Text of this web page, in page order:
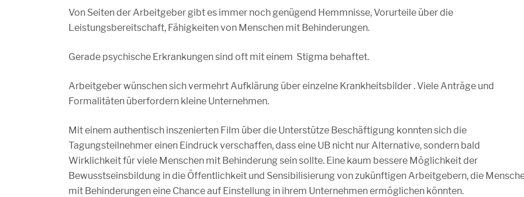
Von Seiten der Arbeitgeber gibt es immer noch genügend Hemmnisse, Vorurteile über die
Leistungsbereitschaft, Fähigkeiten von Menschen mit Behinderungen.
Gerade psychische Erkrankungen sind oft mit einem Stigma behaftet.
Arbeitgeber wünschen sich vermehrt Aufklärung über einzelne Krankheitsbilder . Viele Anträge und
Formalitäten überfordern kleine Unternehmen.
Mit einem authentisch inszenierten Film über die Unterstütze Beschäftigung konnten sich die
Tagungsteilnehmer einen Eindruck verschaffen, dass eine UB nicht nur Alternative, sondern bald
Wirklichkeit für viele Menschen mit Behinderung sein sollte. Eine kaum bessere Möglichkeit der
Bewusstseinsbildung in die Öffentlichkeit und Sensibilisierung von zukünftigen Arbeitgebern, die
mit Behinderungen eine Chance auf Einstellung in ihrem Unternehmen ermöglichen könnten.